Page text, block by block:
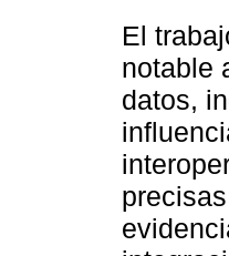
El
notable
datos,